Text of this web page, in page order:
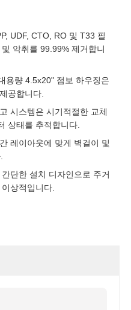
UDF, CTO, RO 및 T33 필
악취를 99.99% 제거합니
용량 4.5x20" 점보 하우징은
공합니다.
시스템은 시기적절한 교체
상태를 추적합니다.
레이아웃에 맞게 벽걸이 및
단한 설치 디자인으로 주거
상적입니다.